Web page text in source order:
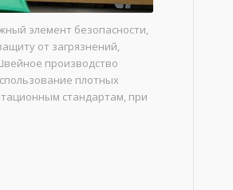
элемент безопасности,
от загрязнений,
производство
плотных
стандартам, при